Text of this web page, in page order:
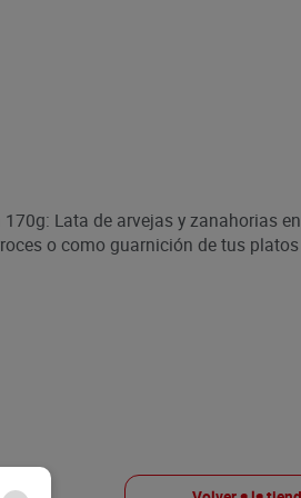
Lata de arvejas y zanahorias
o como guarnición de tus platos